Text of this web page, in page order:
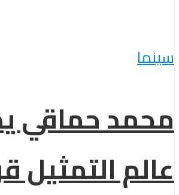
سينما
محمد حماقي
عالم التمثيل